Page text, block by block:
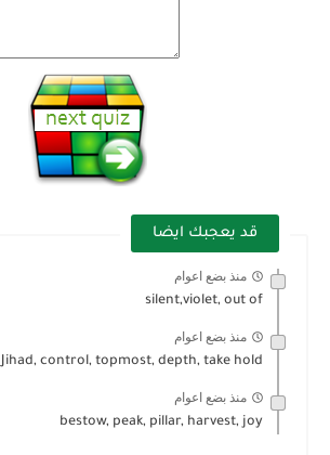
قد يعجبك ايضا
منذ بضع اعوام
silent,violet, out of
منذ بضع اعوام
Jihad, control, topmost, depth, take hold
منذ بضع اعوام
bestow, peak, pillar, harvest, joy